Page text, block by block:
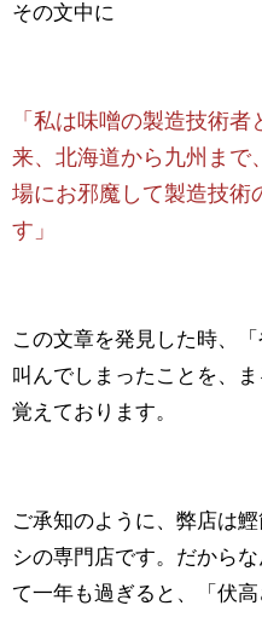
その文中に
「私は味噌の製造技術
来、北海道から九州まで
場にお邪魔して製造技術
す」
この文章を発見した時、
叫んでしまったことを、
覚えております。
ご承知のように、弊店は
シの専門店です。だから
て一年も過ぎると、「伏